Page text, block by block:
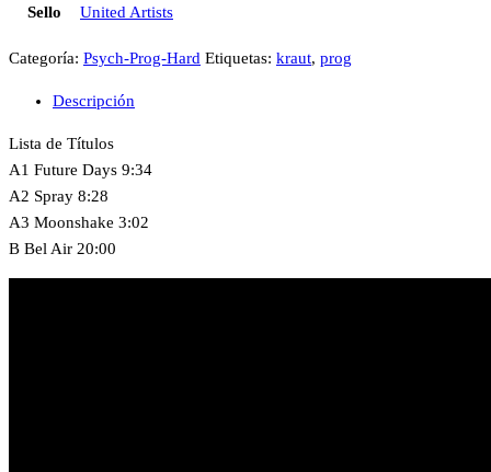
Sello United Artists
Categoría: Psych-Prog-Hard Etiquetas: kraut, prog
Descripción
Lista de Títulos
A1 Future Days 9:34
A2 Spray 8:28
A3 Moonshake 3:02
B Bel Air 20:00